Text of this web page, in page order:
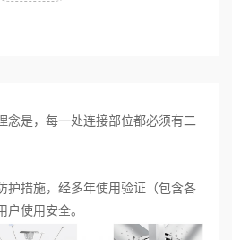
念是，每一处连接部位都必须有二
护措施，经多年使用验证（包含各
使用安全。